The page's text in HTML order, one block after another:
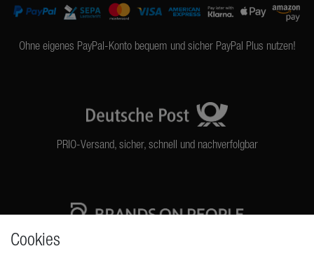
Ohne eigenes PayPal-Konto bequem und sicher PayPal Plus nutzen!
PRIO-Versand, sicher, schnell und nachverfolgbar
Cookies